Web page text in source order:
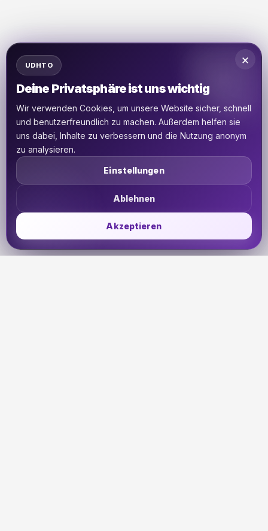
UDHTO
Deine Privatsphäre ist uns wichtig
Wir verwenden Cookies, um unsere Website sicher, schnell
und benutzerfreundlich zu machen. Außerdem helfen sie
uns dabei, Inhalte zu verbessern und die Nutzung anonym
zu analysieren.
Einstellungen
Ablehnen
Akzeptieren
×